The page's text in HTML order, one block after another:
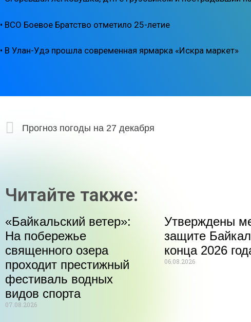
• ВСО Боевое Братство отметило 25-летие
• В Улан-Удэ прошла современная ярмарка «Искра маркет»
Прогноз погоды на 27 декабря
Читайте также:
«Байкальский ветер»:
На побережье
священного озера
проходит престижный
фестиваль водных
видов спорта
07.08.2026
Утверждены
защите
конца 2026
06.08.2026